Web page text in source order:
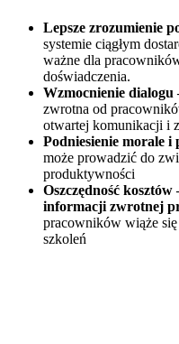
Lepsze zrozumienie
systemie ciągłym
ważne dla
doświadczenia.
Wzmocnienie dialogu
zwrotna od
otwartej komunikacji i
Podniesienie morale
może prowadzić do
produktywności
Oszczędność
informacji zwrotnej
pracowników wiąże
szkoleń